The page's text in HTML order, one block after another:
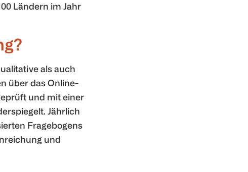
Ländern im Jahr
als auch
über das Online-
und mit einer
Jährlich
Fragebogens
und